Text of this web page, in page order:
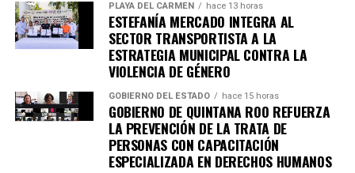
PLAYA DEL CARMEN hace 13 horas
ESTEFANÍA MERCADO INTEGRA AL
SECTOR TRANSPORTISTA A LA
ESTRATEGIA MUNICIPAL CONTRA LA
VIOLENCIA DE GÉNERO
GOBIERNO DEL ESTADO hace 15 horas
GOBIERNO DE QUINTANA ROO REFUERZA
LA PREVENCIÓN DE LA TRATA DE
PERSONAS CON CAPACITACIÓN
ESPECIALIZADA EN DERECHOS HUMANOS